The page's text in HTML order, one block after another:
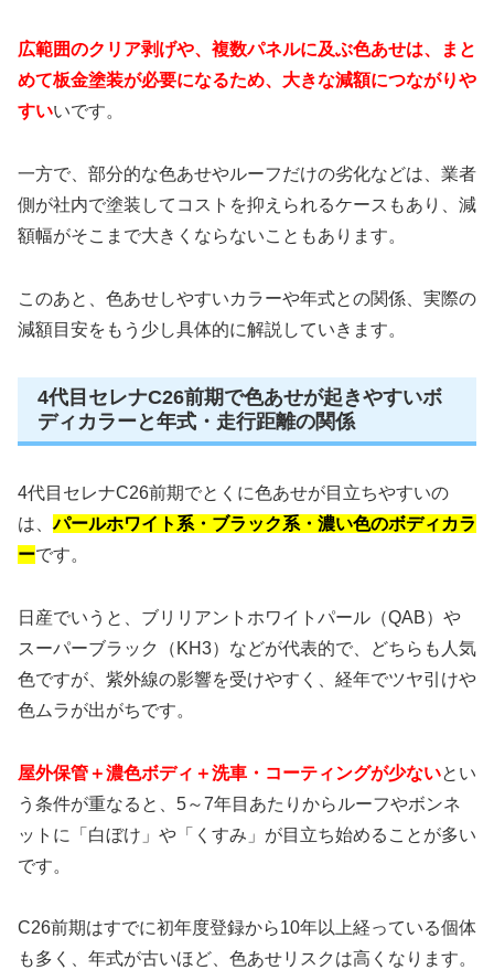
広範囲のクリア剥げや、複数パネルに及ぶ色あせは、まと
めて板金塗装が必要になるため、大きな減額につながりや
すいいです。
一方で、部分的な色あせやルーフだけの劣化などは、業者
側が社内で塗装してコストを抑えられるケースもあり、減
額幅がそこまで大きくならないこともあります。
このあと、色あせしやすいカラーや年式との関係、実際の
減額目安をもう少し具体的に解説していきます。
4代目セレナC26前期で色あせが起きやすいボ
ディカラーと年式・走行距離の関係
4代目セレナC26前期でとくに色あせが目立ちやすいの
は、パールホワイト系・ブラック系・濃い色のボディカラ
ーです。
日産でいうと、ブリリアントホワイトパール（QAB）や
スーパーブラック（KH3）などが代表的で、どちらも人気
色ですが、紫外線の影響を受けやすく、経年でツヤ引けや
色ムラが出がちです。
屋外保管＋濃色ボディ＋洗車・コーティングが少ないとい
う条件が重なると、5～7年目あたりからルーフやボンネ
ットに「白ぼけ」や「くすみ」が目立ち始めることが多い
です。
C26前期はすでに初年度登録から10年以上経っている個体
も多く、年式が古いほど、色あせリスクは高くなります。